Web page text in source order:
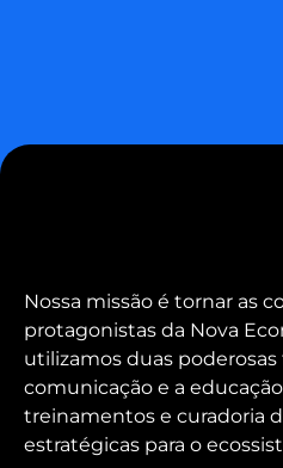
Nossa missão é tornar as
protagonistas da Nova
utilizamos duas poderosas
comunicação e a
treinamentos e curadoria
estratégicas para o